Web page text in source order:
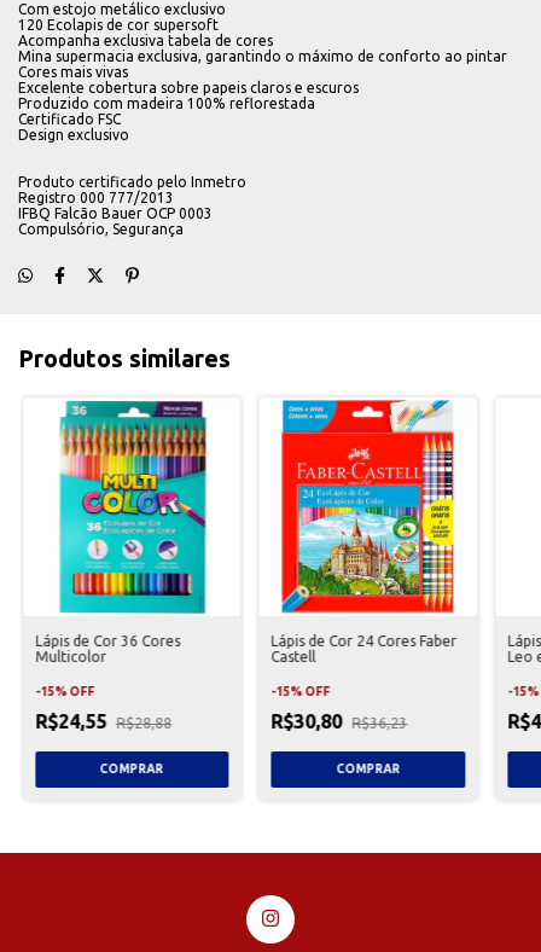
Com estojo metálico exclusivo
120 Ecolapis de cor supersoft
Acompanha exclusiva tabela de cores
Mina supermacia exclusiva, garantindo o máximo de conforto ao pintar
Cores mais vivas
Excelente cobertura sobre papeis claros e escuros
Produzido com madeira 100% reflorestada
Certificado FSC
Design exclusivo
Produto certificado pelo Inmetro
Registro 000 777/2013
IFBQ Falcão Bauer OCP 0003
Compulsório, Segurança
Produtos similares
Lápis de Cor 36 Cores
Multicolor
-15%OFF
R$24,55 R$28,88
Lápis de Cor 24 Cores Faber
Castell
-15%OFF
R$30,80 R$36,23
Leo
-15%